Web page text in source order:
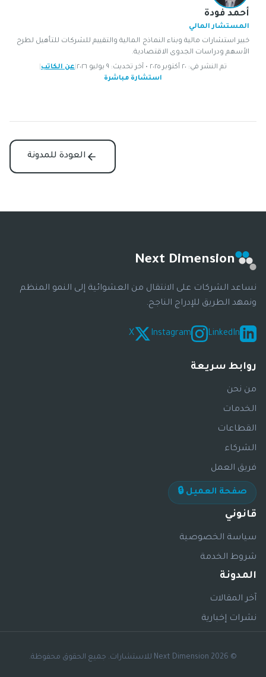
أحمد فودة
المستشار المالي
خبير استشارات مالية وبناء النماذج المالية والتقييم للشركات للتأهيل لطرح
الأسهم ودراسات الجدوى الاقتصادية.
تم النشر في: ٢٠ أكتوبر ٢٠٢٥ • آخر تحديث: ٩ يوليو ٢٠٢٦ عن الكاتب
استشارة مباشرة
العودة للمدونة
Next Dimension
نساعد الشركات على الانتقال من العشوائية إلى النمو المنظم
ونمهد الطريق للإدراج الناجح.
LinkedIn
Instagram
X
روابط سريعة
من نحن
الخدمات
القطاعات
الشركاء
فريق العمل
صفحة العميل 🔒
قانوني
سياسة الخصوصية
شروط الخدمة
المدونة
آخر المقالات
نشرات إخبارية
© 2026 Next Dimension للاستشارات. جميع الحقوق محفوظة.